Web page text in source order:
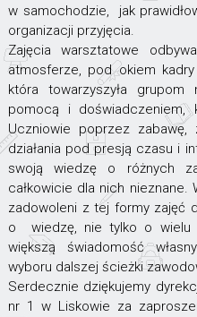
w samochodzie, jak
organizacji przyjęcia.
Zajęcia warsztatowe
atmosferze, pod okiem kadry
która towarzyszyła
pomocą i doświadczeniem,
Uczniowie poprzez zabawę,
działania pod presją czasu i
swoją wiedzę o różnych
całkowicie dla nich
zadowoleni z tej formy zajęć
o wiedzę, nie tylko o wielu
większą świadomość
wyboru dalszej ścieżki
Serdecznie dziękujemy
nr 1 w Liskowie za